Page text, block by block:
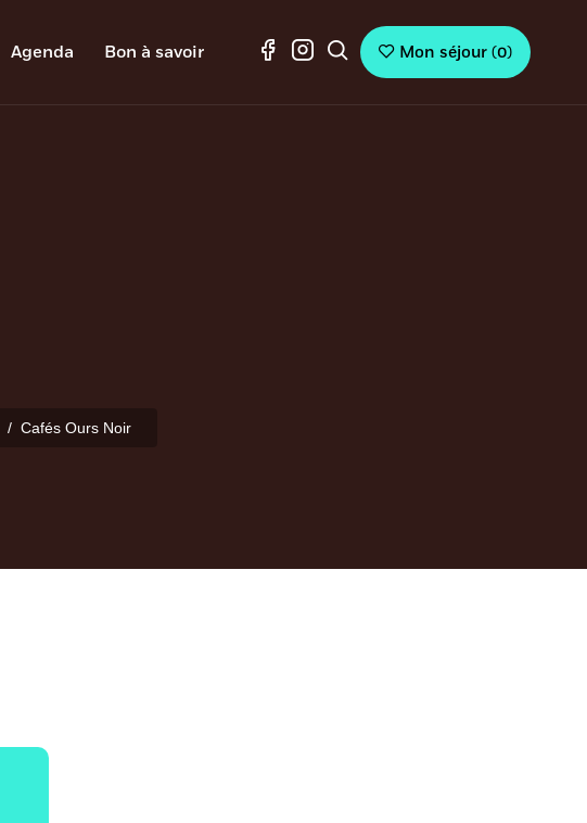
Agenda Bon à savoir Mon séjour(0)
Cafés Ours Noir